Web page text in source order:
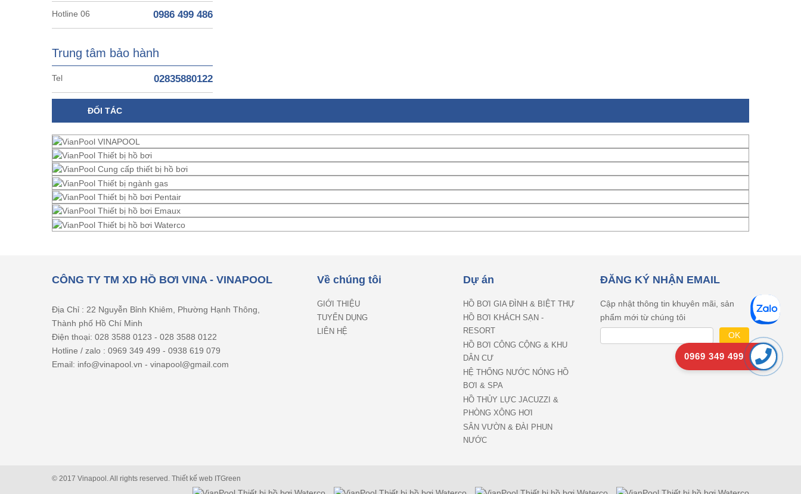
Hotline 06 0986 499 486
Trung tâm bảo hành
Tel 02835880122
ĐỐI TÁC
CÔNG TY TM XD HỒ BƠI VINA - VINAPOOL
Địa Chỉ : 22 Nguyễn Bỉnh Khiêm, Phường Hạnh Thông,
Thành phố Hồ Chí Minh
Điện thoại: 028 3588 0123 - 028 3588 0122
Hotline / zalo : 0969 349 499 - 0938 619 079
Email: info@vinapool.vn - vinapool@gmail.com
Về chúng tôi
GIỚI THIỆU
TUYỂN DỤNG
LIÊN HỆ
Dự án
HỒ BƠI GIA ĐÌNH & BIỆT THỰ
HỒ BƠI KHÁCH SẠN -
RESORT
HỒ BƠI CÔNG CỘNG & KHU
DÂN CƯ
HỆ THỐNG NƯỚC NÓNG HỒ
BƠI & SPA
HỒ THỦY LỰC JACUZZI &
PHÒNG XÔNG HƠI
SÂN VƯỜN & ĐÀI PHUN
NƯỚC
ĐĂNG KÝ NHẬN EMAIL
Cập nhật thông tin khuyên mãi, sản
phẩm mới từ chúng tôi
© 2017 Vinapool. All rights reserved. Thiết kế web ITGreen
0969 349 499